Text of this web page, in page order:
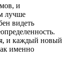
и
лучше
видеть
и каждый новый
именно